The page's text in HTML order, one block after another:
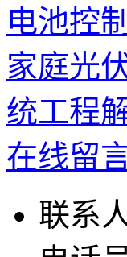
电池控
家庭光
统工程
在线留
联系人